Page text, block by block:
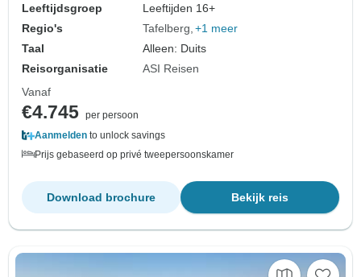
Leeftijdsgroep
Leeftijden 16+
Regio's
Tafelberg +1 meer
Taal
Alleen: Duits
Reisorganisatie
ASI Reisen
Vanaf
€4.745 per persoon
Aanmelden to unlock savings
Prijs gebaseerd op privé tweepersoonskamer
Bekijk reis
Download brochure